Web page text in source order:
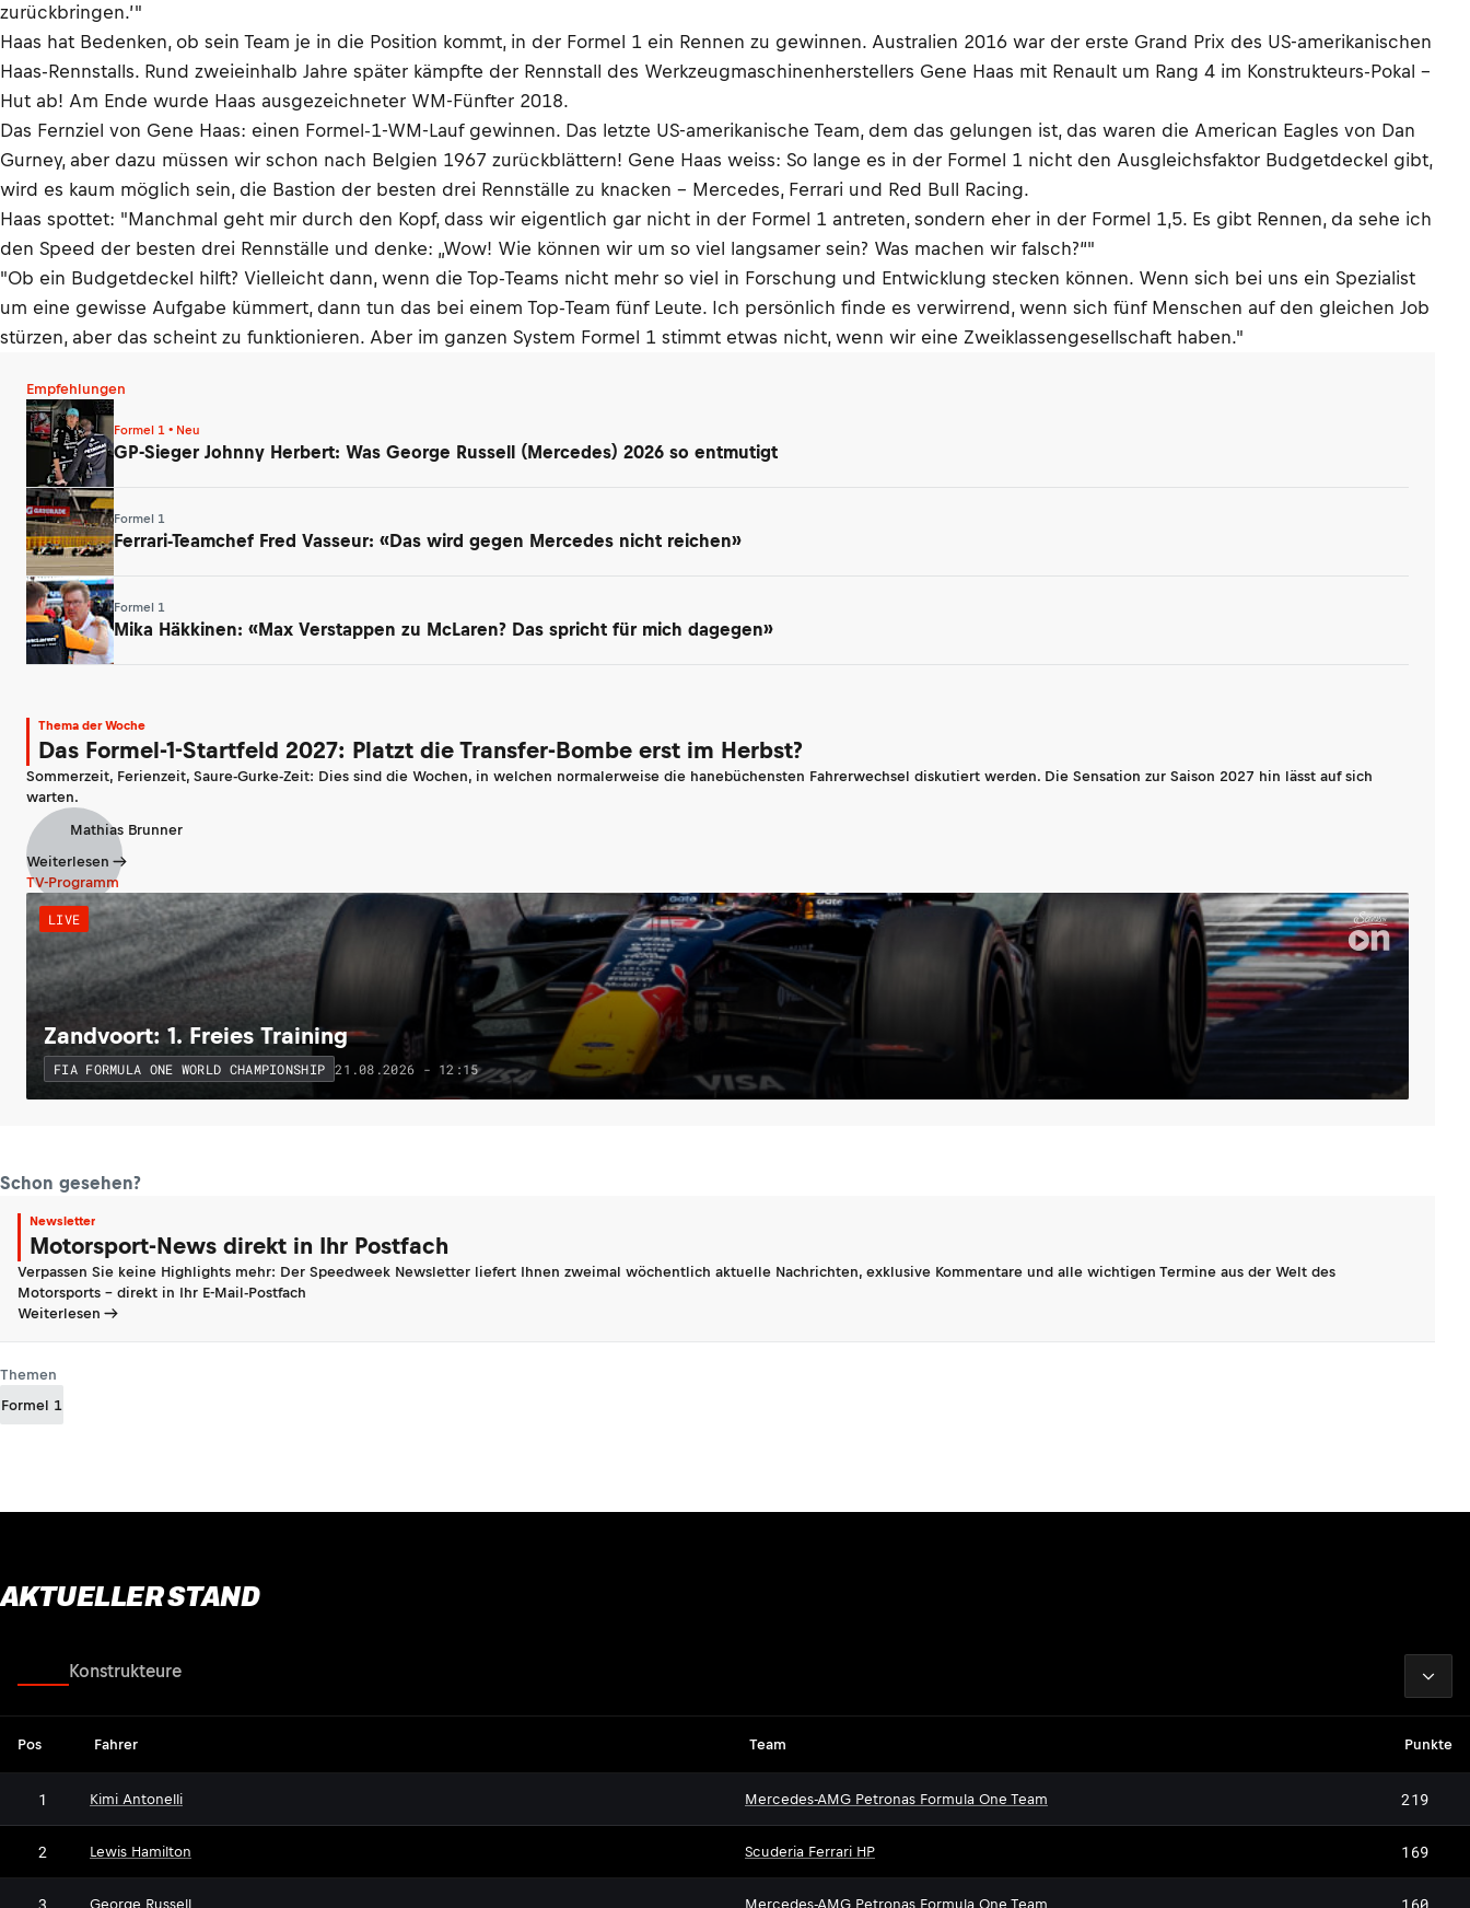
zurückbringen.’"
Haas hat Bedenken, ob sein Team je in die Position kommt, in der Formel 1 ein Rennen zu gewinnen. Australien 2016 war der erste Grand Prix des US-amerikanischen
Haas-Rennstalls. Rund zweieinhalb Jahre später kämpfte der Rennstall des Werkzeugmaschinenherstellers Gene Haas mit Renault um Rang 4 im Konstrukteurs-Pokal –
Hut ab! Am Ende wurde Haas ausgezeichneter WM-Fünfter 2018.
Das Fernziel von Gene Haas: einen Formel-1-WM-Lauf gewinnen. Das letzte US-amerikanische Team, dem das gelungen ist, das waren die American Eagles von Dan
Gurney, aber dazu müssen wir schon nach Belgien 1967 zurückblättern! Gene Haas weiss: So lange es in der Formel 1 nicht den Ausgleichsfaktor Budgetdeckel gibt,
wird es kaum möglich sein, die Bastion der besten drei Rennställe zu knacken – Mercedes, Ferrari und Red Bull Racing.
Haas spottet: "Manchmal geht mir durch den Kopf, dass wir eigentlich gar nicht in der Formel 1 antreten, sondern eher in der Formel 1,5. Es gibt Rennen, da sehe ich
den Speed der besten drei Rennställe und denke: „Wow! Wie können wir um so viel langsamer sein? Was machen wir falsch?“"
"Ob ein Budgetdeckel hilft? Vielleicht dann, wenn die Top-Teams nicht mehr so viel in Forschung und Entwicklung stecken können. Wenn sich bei uns ein Spezialist
um eine gewisse Aufgabe kümmert, dann tun das bei einem Top-Team fünf Leute. Ich persönlich finde es verwirrend, wenn sich fünf Menschen auf den gleichen Job
stürzen, aber das scheint zu funktionieren. Aber im ganzen System Formel 1 stimmt etwas nicht, wenn wir eine Zweiklassengesellschaft haben."
Empfehlungen
Formel 1 • Neu
GP-Sieger Johnny Herbert: Was George Russell (Mercedes) 2026 so entmutigt
Formel 1
Ferrari-Teamchef Fred Vasseur: «Das wird gegen Mercedes nicht reichen»
Formel 1
Mika Häkkinen: «Max Verstappen zu McLaren? Das spricht für mich dagegen»
Thema der Woche
Das Formel-1-Startfeld 2027: Platzt die Transfer-Bombe erst im Herbst?
Sommerzeit, Ferienzeit, Saure-Gurke-Zeit: Dies sind die Wochen, in welchen normalerweise die hanebüchensten Fahrerwechsel diskutiert werden. Die Sensation zur Saison 2027 hin lässt auf sich
warten.
Mathias Brunner
Weiterlesen
TV-Programm
LIVE
Zandvoort: 1. Freies Training
FIA FORMULA ONE WORLD CHAMPIONSHIP 21.08.2026 - 12:15
Schon gesehen?
Newsletter
Motorsport-News direkt in Ihr Postfach
Verpassen Sie keine Highlights mehr: Der Speedweek Newsletter liefert Ihnen zweimal wöchentlich aktuelle Nachrichten, exklusive Kommentare und alle wichtigen Termine aus der Welt des
Motorsports - direkt in Ihr E-Mail-Postfach
Weiterlesen
Themen
Formel 1
AKTUELLER STAND
Konstrukteure
Pos Fahrer Team Punkte
1 Kimi Antonelli Mercedes-AMG Petronas Formula One Team 219
2 Lewis Hamilton Scuderia Ferrari HP 169
George Russell Mercedes-AMG Petronas Formula One Team